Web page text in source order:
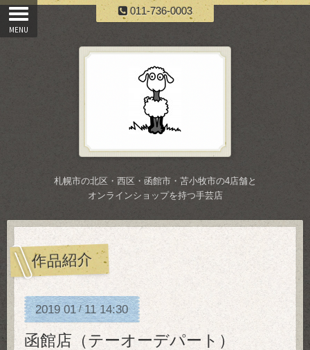
011-736-0003
札幌市の北区・西区・函館市・苫小牧市の4店舗と
オンラインショップを持つ手芸店
作品紹介
2019 01/11 14:30
函館店（テーオーデパート）